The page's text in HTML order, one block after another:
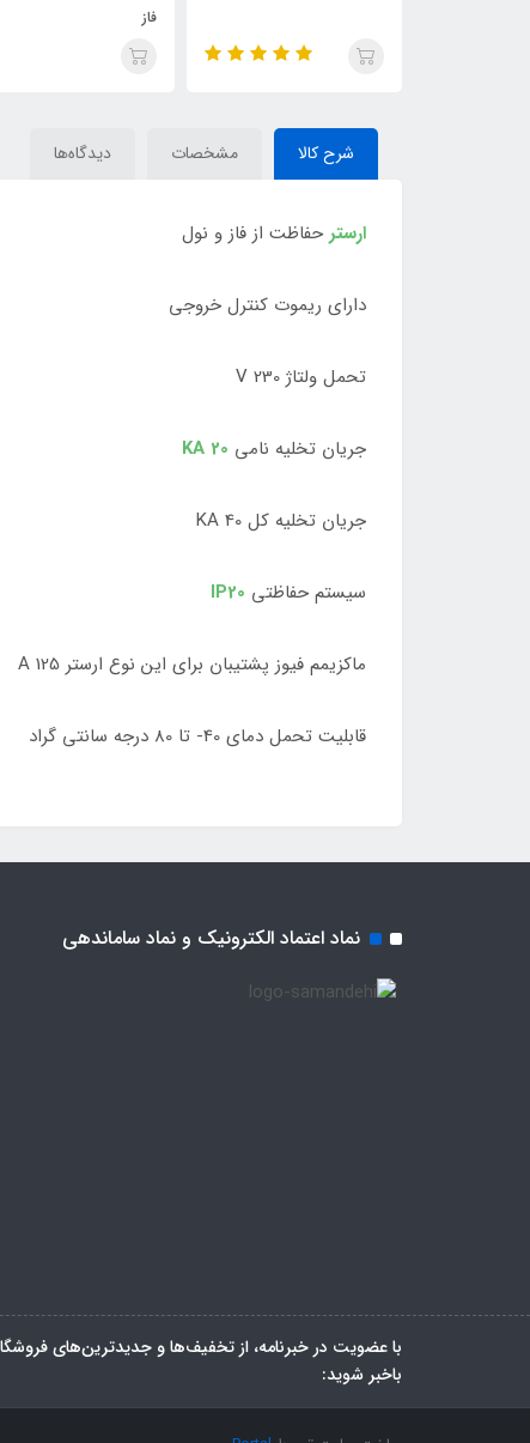
شرح کالا مشخصات دیدگاه‌ها
ارستر حفاظت از فاز و نول
دارای ریموت کنترل خروجی
تحمل ولتاژ 230 V
جریان تخلیه نامی 20 KA
جریان تخلیه کل 40 KA
سیستم حفاظتی IP20
ماکزیمم فیوز پشتیبان برای این نوع ارستر 125 A
قابلیت تحمل دمای 40- تا 80 درجه سانتی گراد
نماد اعتماد الکترونیک و نماد ساماندهی
با عضویت در خبرنامه، از تخفیف‌ها و جدیدترین‌های
باخبر شوید: